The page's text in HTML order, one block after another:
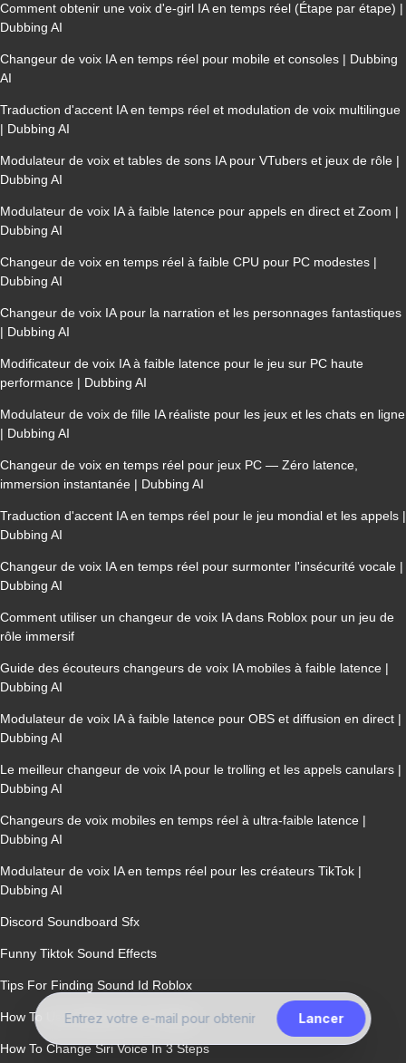
Lancer
Comment obtenir une voix d'e-girl IA en temps réel (Étape par étape) |
Dubbing AI
Changeur de voix IA en temps réel pour mobile et consoles | Dubbing
AI
Traduction d'accent IA en temps réel et modulation de voix multilingue
| Dubbing AI
Modulateur de voix et tables de sons IA pour VTubers et jeux de rôle |
Dubbing AI
Modulateur de voix IA à faible latence pour appels en direct et Zoom |
Dubbing AI
Changeur de voix en temps réel à faible CPU pour PC modestes |
Dubbing AI
Changeur de voix IA pour la narration et les personnages fantastiques
| Dubbing AI
Modificateur de voix IA à faible latence pour le jeu sur PC haute
performance | Dubbing AI
Modulateur de voix de fille IA réaliste pour les jeux et les chats en ligne
| Dubbing AI
Changeur de voix en temps réel pour jeux PC — Zéro latence,
immersion instantanée | Dubbing AI
Traduction d'accent IA en temps réel pour le jeu mondial et les appels |
Dubbing AI
Changeur de voix IA en temps réel pour surmonter l'insécurité vocale |
Dubbing AI
Comment utiliser un changeur de voix IA dans Roblox pour un jeu de
rôle immersif
Guide des écouteurs changeurs de voix IA mobiles à faible latence |
Dubbing AI
Modulateur de voix IA à faible latence pour OBS et diffusion en direct |
Dubbing AI
Le meilleur changeur de voix IA pour le trolling et les appels canulars |
Dubbing AI
Changeurs de voix mobiles en temps réel à ultra-faible latence |
Dubbing AI
Modulateur de voix IA en temps réel pour les créateurs TikTok |
Dubbing AI
Discord Soundboard Sfx
Funny Tiktok Sound Effects
Tips For Finding Sound Id Roblox
How To Use Okada Voice Changer
How To Change Siri Voice In 3 Steps